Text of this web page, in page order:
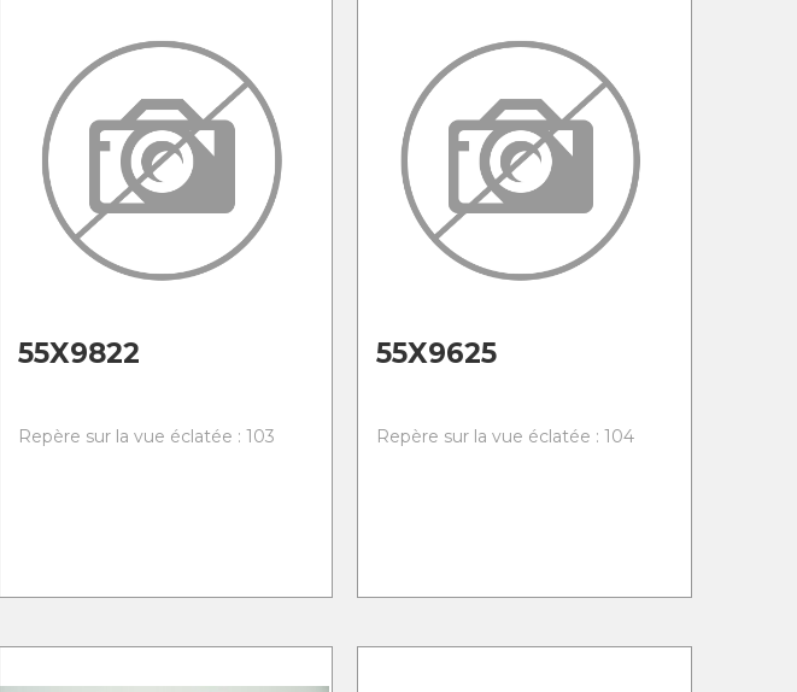
55X9822
Repère sur la vue éclatée : 103
55X9625
Repère sur la vue éclatée : 104